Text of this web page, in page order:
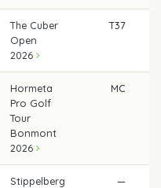
The Cuber
Open
2026
T37
Hormeta
Pro Golf
Tour
Bonmont
2026
MC
Stippelberg
—